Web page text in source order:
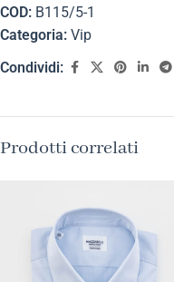
COD: B115/5-1
Categoria: Vip
Condividi:
Prodotti correlati